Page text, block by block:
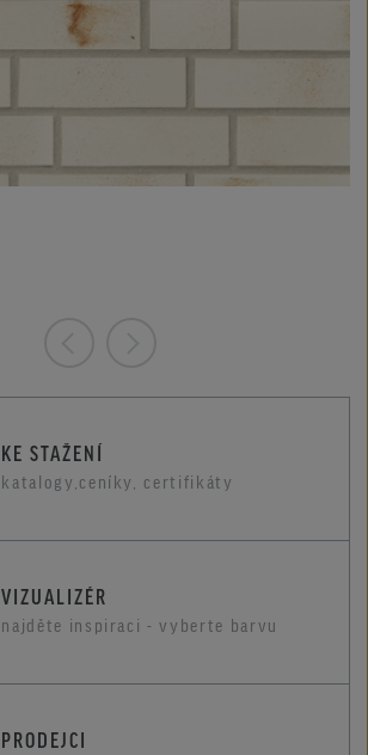
KE STAŽENÍ
katalogy,ceníky, certifikáty
VIZUALIZÉR
najděte inspiraci - vyberte barvu
PRODEJCI